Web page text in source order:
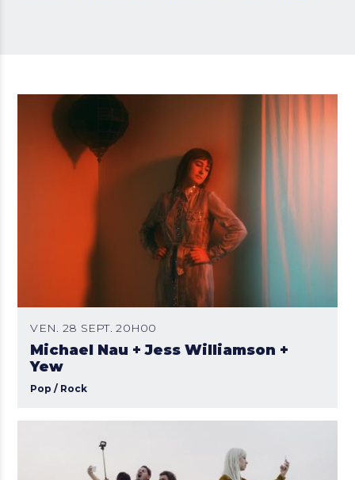
VEN. 28 SEPT. 20H00
Michael Nau + Jess Williamson +
Yew
Pop / Rock